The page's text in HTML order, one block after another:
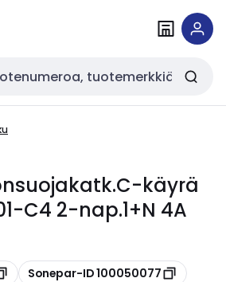
käyrä
C4 2-nap.1+N 4A
Kopioi
Sonepar-ID 100050077